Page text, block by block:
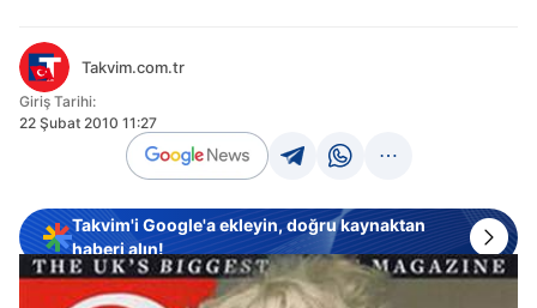
Takvim.com.tr
Giriş Tarihi:
22 Şubat 2010 11:27
Takvim'i Google'a ekleyin, doğru kaynaktan
haberi alın!